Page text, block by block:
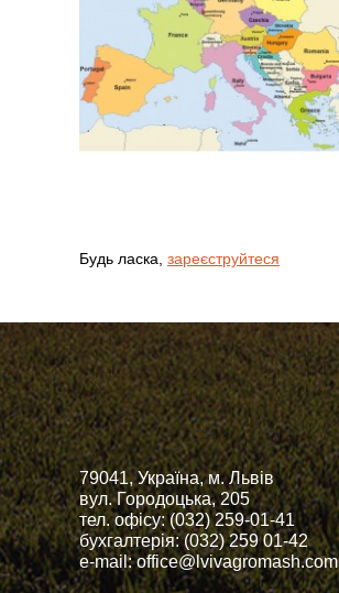
Будь ласка, зареєструйтеся
79041, Україна, м. Львів
вул. Городоцька, 205
тел. офісу: (032) 259-01-41
бухгалтерія: (032) 259 01-42
e-mail: office@lvivagromash.com